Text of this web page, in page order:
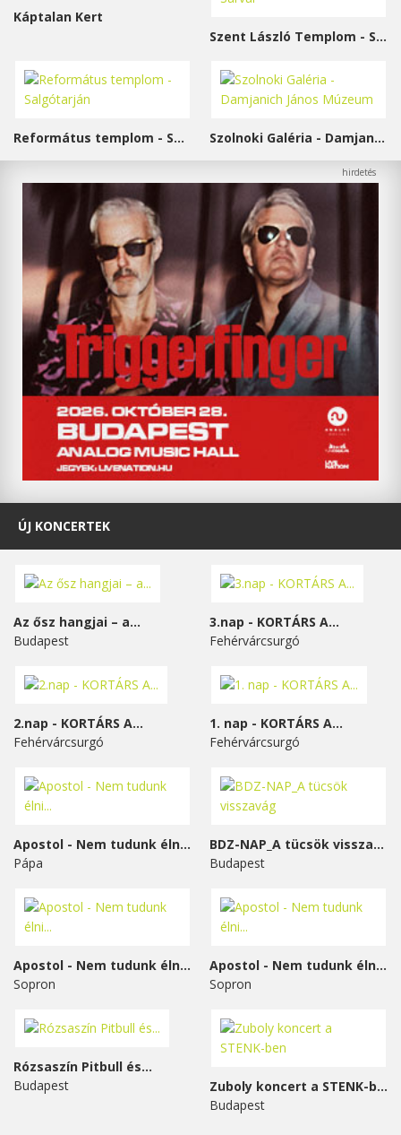
Káptalan Kert
Szent László Templom - Sárvár
Református templom - Salgótarján Szolnoki Galéria - Damjanich János Múzeum
ÚJ KONCERTEK
Az ősz hangjai – a...
Budapest
3.nap - KORTÁRS A...
Fehérvárcsurgó
2.nap - KORTÁRS A...
Fehérvárcsurgó
1. nap - KORTÁRS A...
Fehérvárcsurgó
Apostol - Nem tudunk élni...
Pápa
BDZ-NAP_A tücsök visszavág
Budapest
Apostol - Nem tudunk élni...
Sopron
Apostol - Nem tudunk élni...
Sopron
Rózsaszín Pitbull és...
Budapest
Zuboly koncert a STENK-ben
Budapest